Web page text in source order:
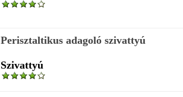
Perisztaltikus adagoló szivattyú
Szivattyú